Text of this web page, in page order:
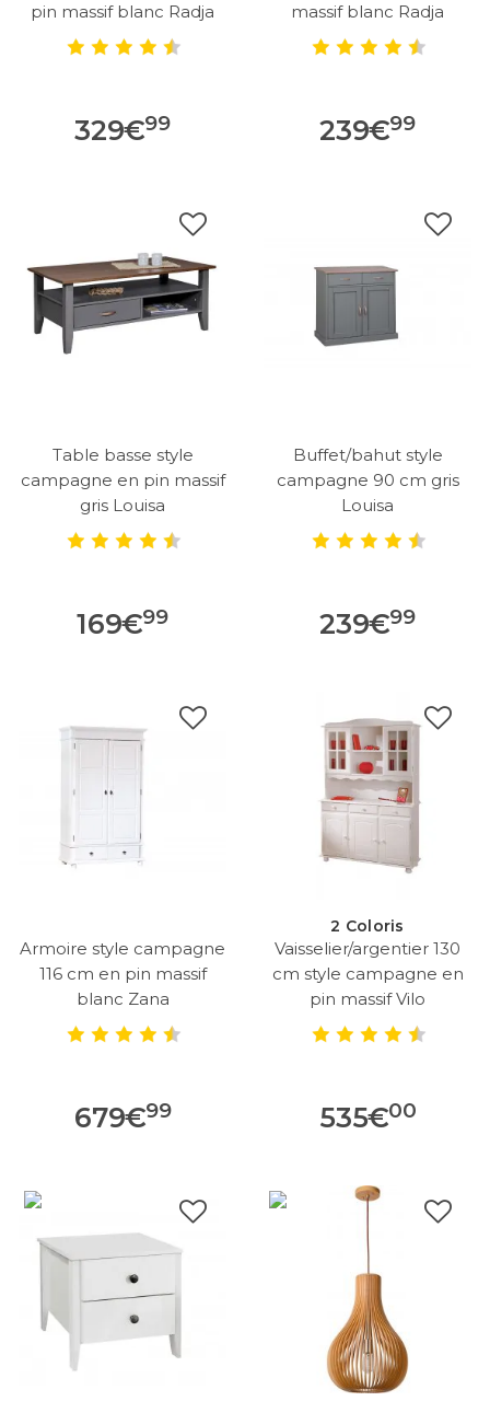
pin massif blanc Radja
329€99
massif blanc Radja
239€99
Table basse style
campagne en pin massif
gris Louisa
169€99
Buffet/bahut style
campagne 90 cm gris
Louisa
239€99
Armoire style campagne
116 cm en pin massif
blanc Zana
679€99
2 Coloris
Vaisselier/argentier 130
cm style campagne en
pin massif Vilo
535€00